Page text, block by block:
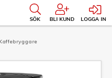
SÖK BLI KUND LOGGA IN
Kaffebryggare